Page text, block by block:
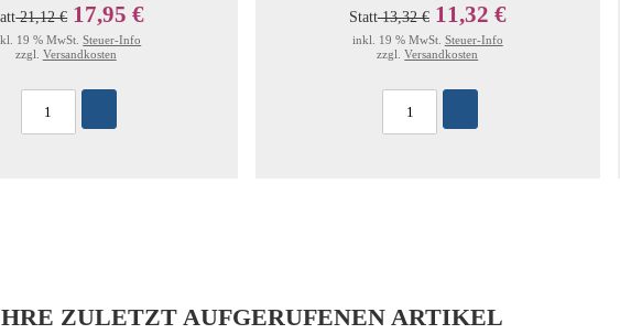
21,12 € 17,95 €
19 % MwSt.Steuer-Info
zzgl. Versandkosten
Statt13,32 € 11,32 €
inkl. 19 % MwSt. Steuer-Info
zzgl.Versandkosten
ZULETZT AUFGERUFENEN ARTIKEL